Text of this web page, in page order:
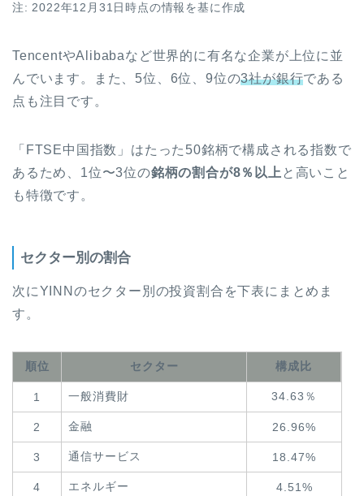
注: 2022年12月31日時点の情報を基に作成
TencentやAlibabaなど世界的に有名な企業が上位に並
んでいます。また、5位、6位、9位の3社が銀行である
点も注目です。
「FTSE中国指数」はたった50銘柄で構成される指数で
あるため、1位〜3位の銘柄の割合が8％以上 と高いこと
も特徴です。
セクター別の割合
次にYINNのセクター別の投資割合を下表にまとめま
す。
順位 セクター 構成比
1 一般消費財 34.63％
2 金融 26.96%
3 通信サービス 18.47%
4 エネルギー 4.51%